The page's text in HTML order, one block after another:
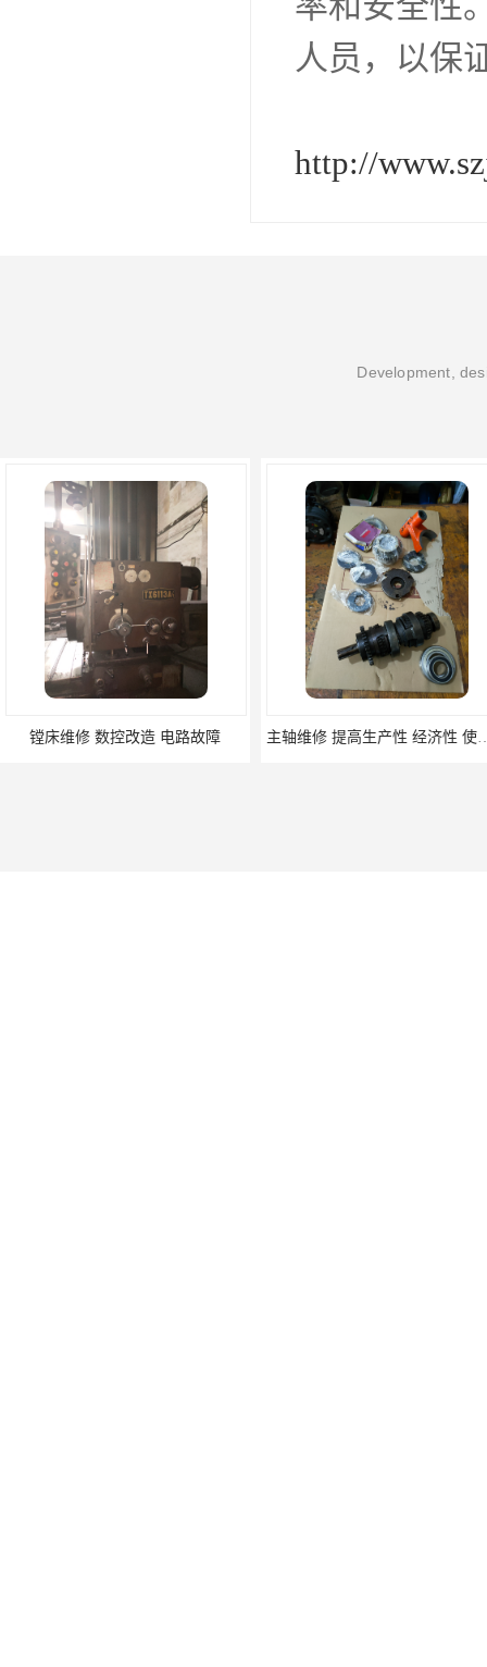
人员，以保
http://
Development,
镗床维修 数控改造 电路故障 主轴维修 提高生